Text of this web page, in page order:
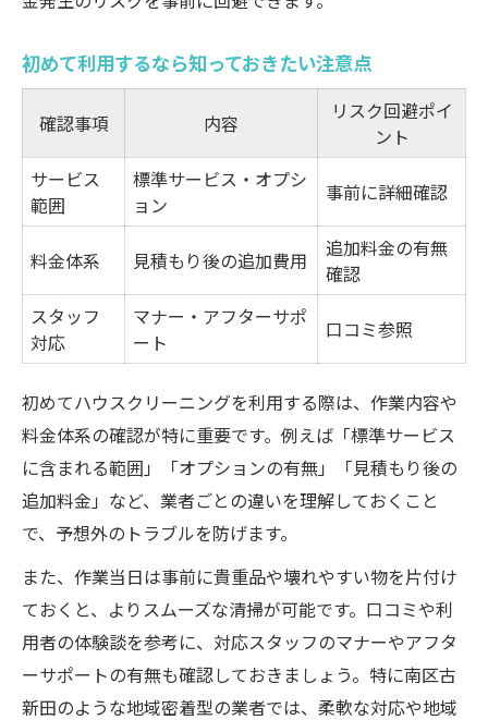
初めて利用するなら知っておきたい注意点
確認事項 内容
リスク回避ポイ
ント
サービス
範囲
標準サービス・オプシ
ョン
事前に詳細確認
料金体系 見積もり後の追加費用
追加料金の有無
確認
スタッフ
対応
マナー・アフターサポ
ート
口コミ参照
初めてハウスクリーニングを利用する際は、作業内容や
料金体系の確認が特に重要です。例えば「標準サービス
に含まれる範囲」「オプションの有無」「見積もり後の
追加料金」など、業者ごとの違いを理解しておくこと
で、予想外のトラブルを防げます。
また、作業当日は事前に貴重品や壊れやすい物を片付け
ておくと、よりスムーズな清掃が可能です。口コミや利
用者の体験談を参考に、対応スタッフのマナーやアフタ
ーサポートの有無も確認しておきましょう。特に南区古
新田のような地域密着型の業者では、柔軟な対応や地域